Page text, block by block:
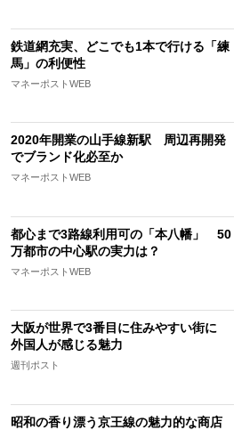
鉄道網充実、どこでも1本で行ける「練
馬」の利便性
マネーポストWEB
2020年開業の山手線新駅 周辺再開発
でブランド化必至か
マネーポストWEB
都心まで3路線利用可の「本八幡」 50
万都市の中心駅の実力は？
マネーポストWEB
大阪が世界で3番目に住みやすい街に
外国人が感じる魅力
週刊ポスト
昭和の香り漂う京王線の魅力的な商店